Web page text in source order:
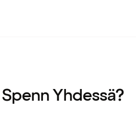
Yhdessä?